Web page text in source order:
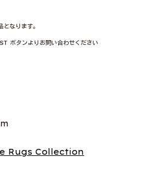
なります。
ボタンよりお問い合わせください
Rugs Collection